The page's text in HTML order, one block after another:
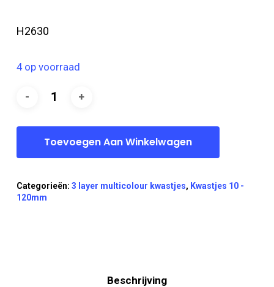
H2630
4 op voorraad
Toevoegen Aan Winkelwagen
Categorieën: 3 layer multicolour kwastjes, Kwastjes 10 -
120mm
Beschrijving